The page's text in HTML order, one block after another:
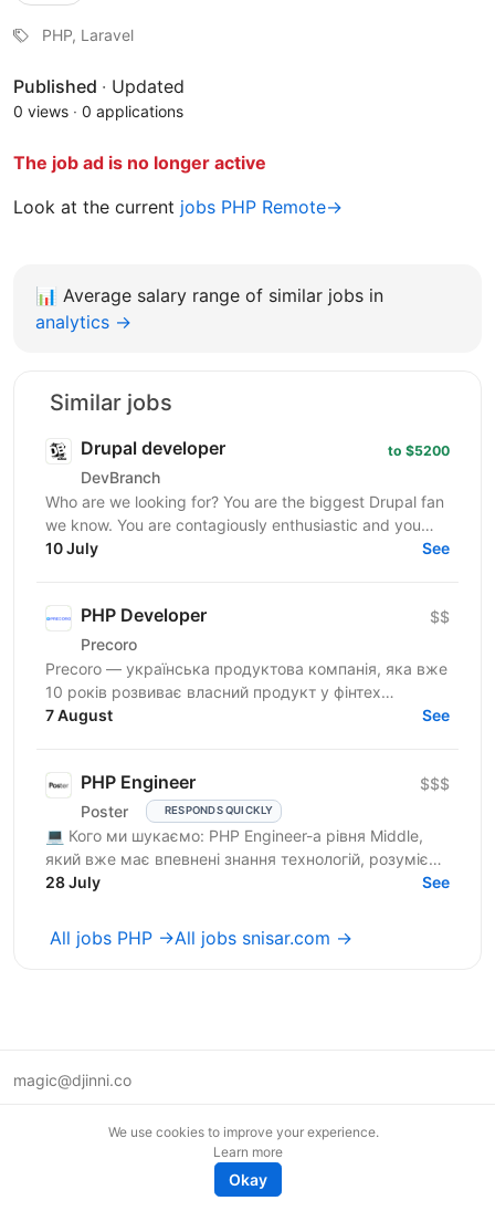
PHP, Laravel
Published · Updated
0 views · 0 applications
The job ad is no longer active
Look at the current jobs PHP Remote→
📊 Average salary range of similar jobs in
analytics →
Similar jobs
Drupal developer
DevBranch
to $5200
Who are we looking for? You are the biggest Drupal fan
we know. You are contagiously enthusiastic and you
never stop learning. You already have experience...
10 July See
PHP Developer
Precoro
$$
Precoro — українська продуктова компанія, яка вже
10 років розвиває власний продукт у фінтех
напрямку. Ми допомагаємо компаніям оптимізувати
7 August See
PHP Engineer
Poster RESPONDS QUICKLY
$$$
💻 Кого ми шукаємо: PHP Engineer-а рівня Middle,
який вже має впевнені знання технологій, розуміє
принципи побудови бекенду та хоче рости — у
28 July See
All jobs PHP →All jobs snisar.com →
magic@djinni.co
We use cookies to improve your experience.
Learn more
Okay